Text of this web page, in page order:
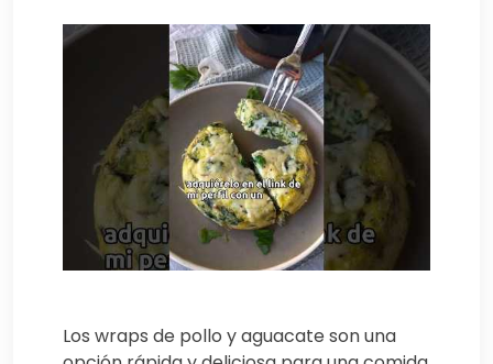
Los wraps de pollo y aguacate son una